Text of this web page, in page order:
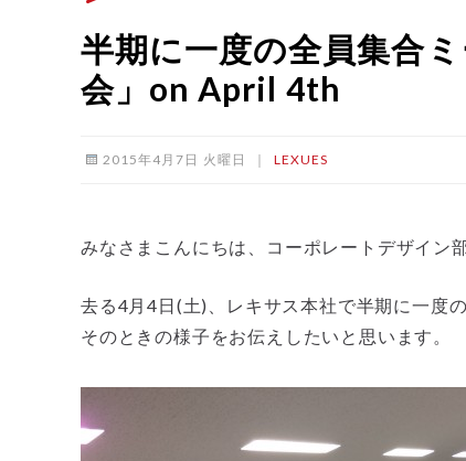
半期に一度の全員集合
会」on April 4th
2015年4月7日 火曜日 ｜ LEXUES
みなさまこんにちは、コーポレートデザイン
去る4月4日(土)、レキサス本社で半期に一度
そのときの様子をお伝えしたいと思います。